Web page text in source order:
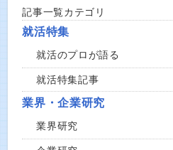
記事一覧カテゴリ
就活特集
就活のプロが語る
就活特集記事
業界・企業研究
業界研究